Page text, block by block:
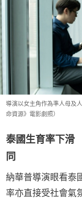
導演以女主角作為準人母及
命資源》電影劇照）
泰國生育率下滑
同
納華普導演眼看泰
率亦直接受社會氣